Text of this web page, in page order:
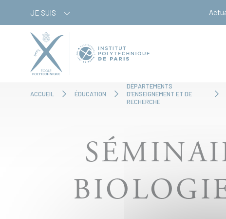
JE SUIS
ACCUEIL ÉDUCATION
DÉPARTEMENTS
D’ENSEIGNEMENT ET DE
RECHERCHE